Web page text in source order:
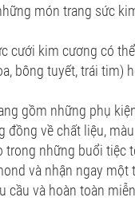
món trang sức
cưới kim cương có
bông tuyết, trái tim)
gồm những phụ
đồng về chất liệu,
những buổi tiệc
và nhận ngay
cầu và hoàn toàn